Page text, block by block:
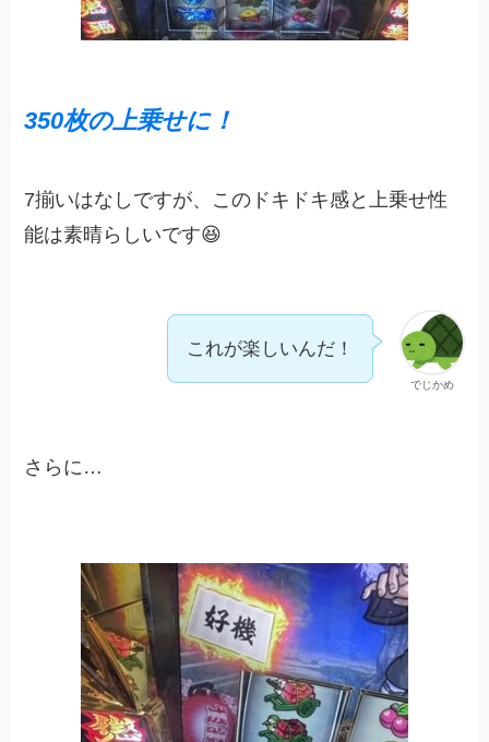
350枚の上乗せに！
7揃いはなしですが、このドキドキ感と上乗せ性
能は素晴らしいです😆
でじかめ
これが楽しいんだ！
さらに…